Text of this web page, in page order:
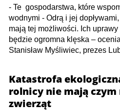
- Te gospodarstwa, które
wodnymi - Odrą i jej
mają tej możliwości. Ich
będzie ogromna klęska –
Stanisław Myśliwiec, prezes
Katastrofa
rolnicy nie mają
zwierząt